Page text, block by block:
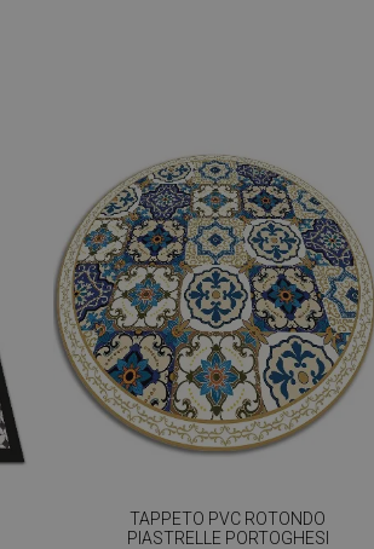
TAPPETO PVC ROTONDO
PIASTRELLE PORTOGHESI